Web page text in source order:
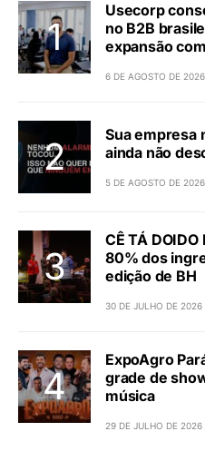
Usecorp
no B2B
expansão
6 DE AGOSTO DE 2026
Sua empresa
ainda não
5 DE AGOSTO DE 2026
CÊ TÁ
80% dos
edição de BH
30 DE JULHO DE 2026
ExpoAgro
grade de
música
29 DE JULHO DE 2026